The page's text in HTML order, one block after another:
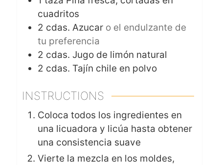
cuadritos
2 cdas. Azucar o el endulzante de
tu preferencia
2 cdas. Jugo de limón natural
2 cdas. Tajín chile en polvo
INSTRUCTIONS
Coloca todos los ingredientes en
una licuadora y licúa hasta obtener
una consistencia suave
Vierte la mezcla en los moldes,